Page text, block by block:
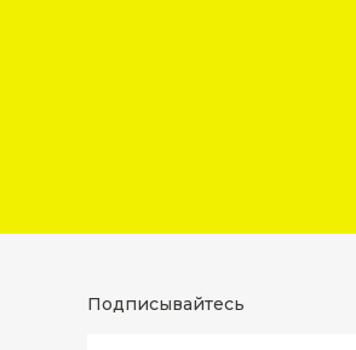
Подписывайтесь